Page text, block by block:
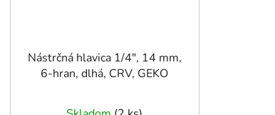
Nástrčná hlavica 1/4", 14 mm,
6-hran, dlhá, CRV, GEKO